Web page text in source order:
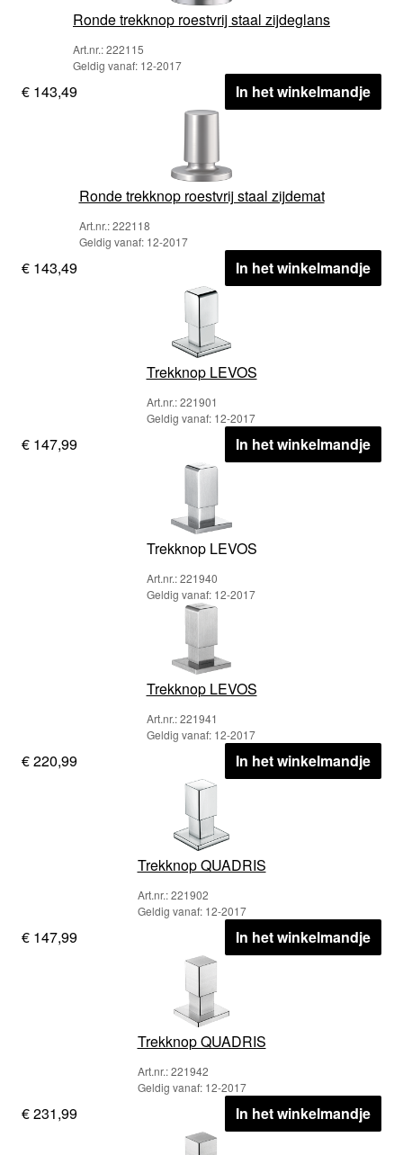
Ronde trekknop roestvrij staal zijdeglans
Art.nr.: 222115
Geldig vanaf: 12-2017
€ 143,49 In het winkelmandje
Ronde trekknop roestvrij staal zijdemat
Art.nr.: 222118
Geldig vanaf: 12-2017
€ 143,49 In het winkelmandje
Trekknop LEVOS
Art.nr.: 221901
Geldig vanaf: 12-2017
€ 147,99 In het winkelmandje
Trekknop LEVOS
Art.nr.: 221940
Geldig vanaf: 12-2017
Trekknop LEVOS
Art.nr.: 221941
Geldig vanaf: 12-2017
€ 220,99 In het winkelmandje
Trekknop QUADRIS
Art.nr.: 221902
Geldig vanaf: 12-2017
€ 147,99 In het winkelmandje
Trekknop QUADRIS
Art.nr.: 221942
Geldig vanaf: 12-2017
€ 231,99 In het winkelmandje